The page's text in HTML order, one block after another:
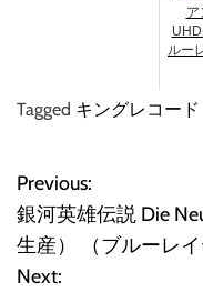
ア
ルー
Tagged キングレコード
投
稿
Previous:
銀河英雄伝説 Die
生産） （ブルーレイ
Next: